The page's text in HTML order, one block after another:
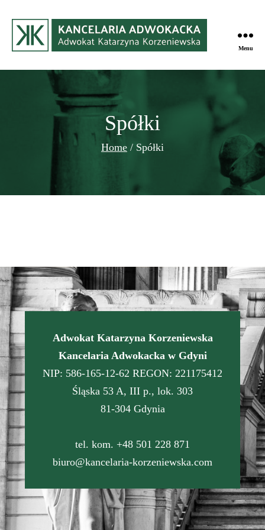
Adwokacka
Menu
Spółki
Home / Spółki
Adwokat Katarzyna Korzeniewska
Kancelaria Adwokacka w Gdyni
NIP: 586-165-12-62 REGON: 221175412
Śląska 53 A, III p., lok. 303
81-304 Gdynia
tel. kom. +48 501 228 871
biuro@kancelaria-korzeniewska.com